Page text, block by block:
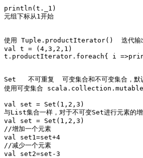
println(t._1)
元组下标从1开始
使用 Tuple.productIterator()  迭代输出
val t = (4,3,2,1)
t.productIterator.foreach{ i
Set   不可重复  可变集合和不可变集合，默
使用可变集合
val set = Set(1,2,3)
与List集合一样，对于不可变Set进行元素的
val set = Set(1,2,3)
//增加一个元素
val set1=set+4
//减少一个元素
val set2=set-3